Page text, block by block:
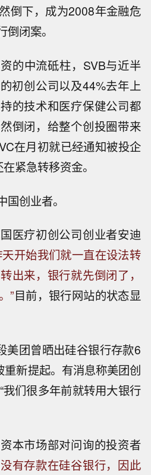
倒下，成为2008年金融危
闭案。
的中流砥柱，SVB与近半
初创公司以及44%去年上
的技术和医疗保健公司都
倒闭，给整个创投圈带来
在月初就已经通知被投企
紧急转移资金。
创业者。
医疗初创公司创业者安迪
天开始我们就一直在设法转
出来，银行就先倒闭了，
”目前，银行网站的状态显
美团曾晒出硅谷银行存款6
新提起。有消息称美团创
们很多年前就转用大银行
本市场部对问询的投资者
有存款在硅谷银行，因此